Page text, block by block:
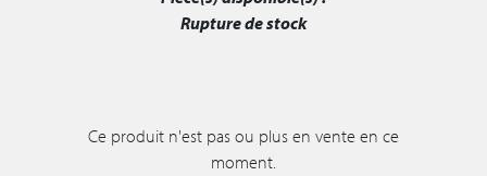
Rupture de stock
Ce produit n'est pas ou plus en vente en ce
moment.